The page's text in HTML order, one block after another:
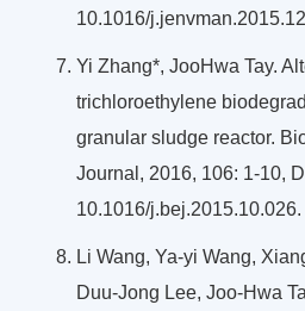
10.1016/
Yi Zhang*, JooHwa Tay.
trichloroethylene
granular sludge reactor.
Journal, 2016, 106: 1-10,
10.1016/j.bej.2015.10.026.
Li Wang, Ya-yi Wang,
Duu-Jong Lee, Joo-Hwa